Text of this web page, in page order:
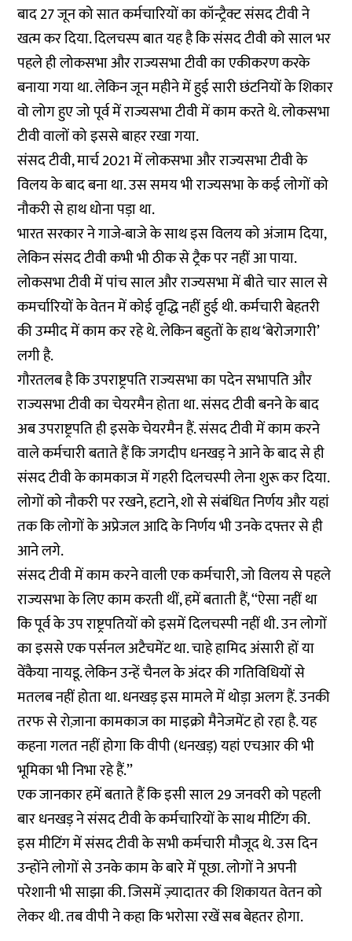
बाद 27 जून को सात कर्मचारियों का कॉन्ट्रैक्ट संसद टीवी ने
खत्म कर दिया. दिलचस्प बात यह है कि संसद टीवी को साल भर
पहले ही लोकसभा और राज्यसभा टीवी का एकीकरण करके
बनाया गया था. लेकिन जून महीने में हुई सारी छंटनियों के शिकार
वो लोग हुए जो पूर्व में राज्यसभा टीवी में काम करते थे. लोकसभा
टीवी वालों को इससे बाहर रखा गया.
संसद टीवी, मार्च 2021 में लोकसभा और राज्यसभा टीवी के
विलय के बाद बना था. उस समय भी राज्यसभा के कई लोगों को
नौकरी से हाथ धोना पड़ा था.
भारत सरकार ने गाजे-बाजे के साथ इस विलय को अंजाम दिया,
लेकिन संसद टीवी कभी भी ठीक से ट्रैक पर नहीं आ पाया.
लोकसभा टीवी में पांच साल और राज्यसभा में बीते चार साल से
कमर्चारियों के वेतन में कोई वृद्धि नहीं हुई थी. कर्मचारी बेहतरी
की उम्मीद में काम कर रहे थे. लेकिन बहुतों के हाथ ‘बेरोजगारी’
लगी है.
गौरतलब है कि उपराष्ट्रपति राज्यसभा का पदेन सभापति और
राज्यसभा टीवी का चेयरमैन होता था. संसद टीवी बनने के बाद
अब उपराष्ट्रपति ही इसके चेयरमैन हैं. संसद टीवी में काम करने
वाले कर्मचारी बताते हैं कि जगदीप धनखड़ ने आने के बाद से ही
संसद टीवी के कामकाज में गहरी दिलचस्पी लेना शुरू कर दिया.
लोगों को नौकरी पर रखने, हटाने, शो से संबंधित निर्णय और यहां
तक कि लोगों के अप्रेजल आदि के निर्णय भी उनके दफ्तर से ही
आने लगे.
संसद टीवी में काम करने वाली एक कर्मचारी, जो विलय से पहले
राज्यसभा के लिए काम करती थीं, हमें बताती हैं, ‘‘ऐसा नहीं था
कि पूर्व के उप राष्ट्रपतियों को इसमें दिलचस्पी नहीं थी. उन लोगों
का इससे एक पर्सनल अटैचमेंट था. चाहे हामिद अंसारी हों या
वेंकैया नायडू. लेकिन उन्हें चैनल के अंदर की गतिविधियों से
मतलब नहीं होता था. धनखड़ इस मामले में थोड़ा अलग हैं. उनकी
तरफ से रोज़ाना कामकाज का माइक्रो मैनेजमेंट हो रहा है. यह
कहना गलत नहीं होगा कि वीपी (धनखड़) यहां एचआर की भी
भूमिका भी निभा रहे हैं.’’
एक जानकार हमें बताते हैं कि इसी साल 29 जनवरी को पहली
बार धनखड़ ने संसद टीवी के कर्मचारियों के साथ मीटिंग की.
इस मीटिंग में संसद टीवी के सभी कर्मचारी मौजूद थे. उस दिन
उन्होंने लोगों से उनके काम के बारे में पूछा. लोगों ने अपनी
परेशानी भी साझा की. जिसमें ज़्यादातर की शिकायत वेतन को
लेकर थी. तब वीपी ने कहा कि भरोसा रखें सब बेहतर होगा.